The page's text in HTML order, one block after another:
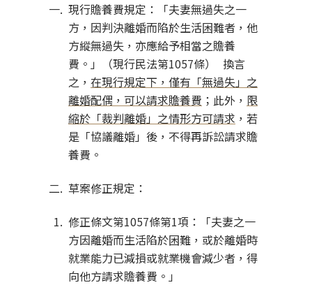
現行贍養費規定：「夫妻無過失之一
方，因判決離婚而陷於生活困難者，他
方縱無過失，亦應給予相當之贍養
費。」（現行民法第1057條） 換言
之， 在現行規定下，僅有「無過失」之
離婚配偶，可以請求贍養費 ；此外， 限
縮於「裁判離婚」之情形方可請求 ，若
是「協議離婚」後，不得再訴訟請求贍
養費。
草案修正規定：
修正條文第1057條第1項：「夫妻之一
方因離婚而生活陷於困難，或於離婚時
就業能力已減損或就業機會減少者，得
向他方請求贍養費。」